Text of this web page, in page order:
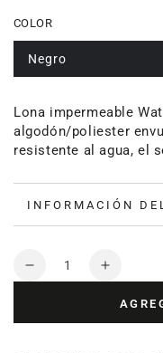
COLOR
Negro
Lona impermeable
algodón/poliester
resistente al agua, el
INFORMACIÓN
Cantidad
Reducir
para